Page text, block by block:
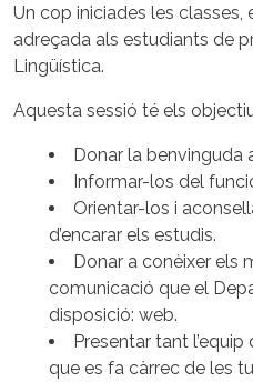
Un cop iniciades les classes,
adreçada als estudiants de
Lingüística.
Aquesta sessió té els
Donar la benvinguda
Informar-los del
Orientar-los i
d’encarar els estudis.
Donar a conèixer els
comunicació que el
disposició: web.
Presentar tant
que es fa càrrec de les